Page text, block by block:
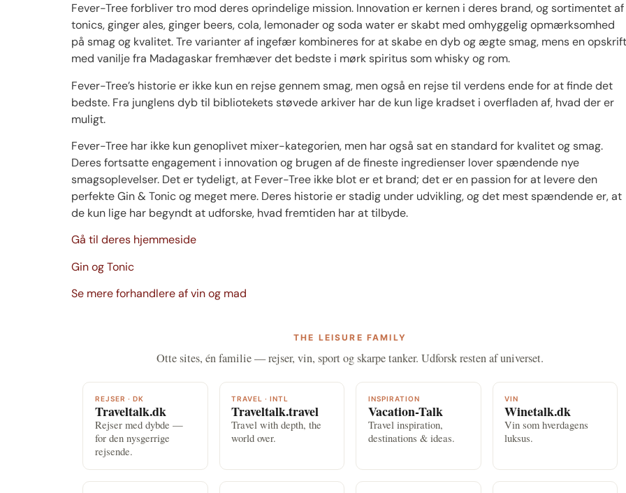
Fever-Tree forbliver tro mod deres oprindelige mission. Innovation er kernen i deres brand, og sortimentet af
tonics, ginger ales, ginger beers, cola, lemonader og soda water er skabt med omhyggelig opmærksomhed
på smag og kvalitet. Tre varianter af ingefær kombineres for at skabe en dyb og ægte smag, mens en opskrift
med vanilje fra Madagaskar fremhæver det bedste i mørk spiritus som whisky og rom.
Fever-Tree’s historie er ikke kun en rejse gennem smag, men også en rejse til verdens ende for at finde det
bedste. Fra junglens dyb til bibliotekets støvede arkiver har de kun lige kradset i overfladen af, hvad der er
muligt.
Fever-Tree har ikke kun genoplivet mixer-kategorien, men har også sat en standard for kvalitet og smag.
Deres fortsatte engagement i innovation og brugen af de fineste ingredienser lover spændende nye
smagsoplevelser. Det er tydeligt, at Fever-Tree ikke blot er et brand; det er en passion for at levere den
perfekte Gin & Tonic og meget mere. Deres historie er stadig under udvikling, og det mest spændende er, at
de kun lige har begyndt at udforske, hvad fremtiden har at tilbyde.
Gå til deres hjemmeside
Gin og Tonic
Se mere forhandlere af vin og mad
THE LEISURE FAMILY
Otte sites, én familie — rejser, vin, sport og skarpe tanker. Udforsk resten af universet.
REJSER · DK
Traveltalk.dk
Rejser med dybde —
for den nysgerrige
rejsende.
TRAVEL · INTL
Traveltalk.travel
Travel with depth, the
world over.
INSPIRATION
Vacation-Talk
Travel inspiration,
destinations & ideas.
VIN
Winetalk.dk
Vin som hverdagens
luksus.